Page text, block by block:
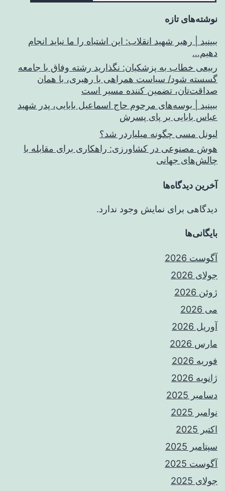
نوشته‌های تازه
ببینید | رهبر شهید انقلاب: این اشتباه را ما نباید انجام
دهیم…
ربیعی خطاب به پزشکیان: نگذارید رشته وفاق با جامعه
گسسته شود/ سیاست همراهی با رهبری، با همان
صداقت‌تان، تضمین کننده مسیر است
ببینید | بوسه‌های مرحوم حاج اسماعیل بابایی، پدر شهید
عباس بابایی بر پای پسرش
لیونل مسی چگونه میلیاردر شد؟
هوش مصنوعی در کشاورزی: راهکاری برای مقابله با
چالش‌های جهانی
آخرین دیدگاه‌ها
دیدگاهی برای نمایش وجود ندارد.
بایگانی‌ها
آگوست 2026
جولای 2026
ژوئن 2026
می 2026
آوریل 2026
مارس 2026
فوریه 2026
ژانویه 2026
دسامبر 2025
نوامبر 2025
اکتبر 2025
سپتامبر 2025
آگوست 2025
جولای 2025